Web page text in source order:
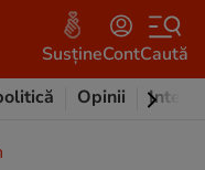
SusțineContCaută
Opinii